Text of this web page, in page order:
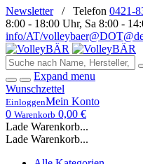
Newsletter/ Telefon 0421-
8:00 - 18:00 Uhr, Sa 8:00 -
info/AT/
Expand menu
Wunschzettel
EinloggenMein Konto
0 Warenkorb 0,00 €
Lade Warenkorb...
Lade Warenkorb...